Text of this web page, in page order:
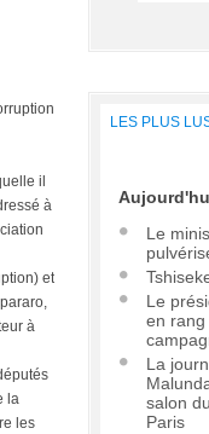
il
à
et
à
la
les
LES PLUS
Le
Le
en rang
La
salon
Paris